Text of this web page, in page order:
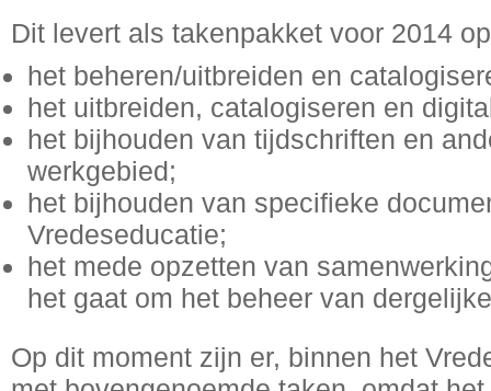
Dit levert als takenpakket voor 2014
het beheren/uitbreiden en
het uitbreiden, catalogiseren en
het bijhouden van tijdschriften en
werkgebied;
het bijhouden van specifieke
Vredeseducatie;
het mede opzetten van
het gaat om het beheer van
Op dit moment zijn er, binnen het